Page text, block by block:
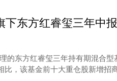
东方红睿玺三年中
的东方红睿玺三年持有期混合型
，该基金前十大重仓股新增招